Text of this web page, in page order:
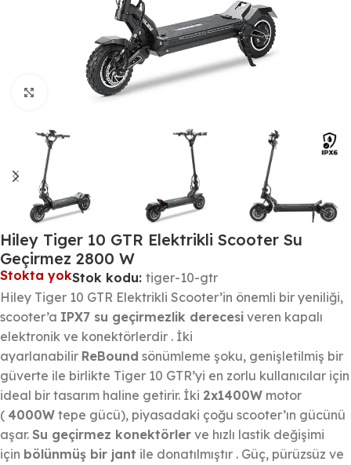
Büyütmek için tıklayın
Hiley Tiger 10 GTR Elektrikli Scooter Su
Geçirmez 2800 W
Stokta yokStok kodu: tiger-10-gtr
Hiley Tiger 10 GTR Elektrikli Scooter’in önemli bir yeniliği,
scooter’a IPX7 su geçirmezlik derecesi veren kapalı
elektronik ve konektörlerdir . İki
ayarlanabilir ReBound sönümleme şoku, genişletilmiş bir
güverte ile birlikte Tiger 10 GTR’yi en zorlu kullanıcılar için
ideal bir tasarım haline getirir. İki 2x1400W motor
( 4000W tepe gücü), piyasadaki çoğu scooter’ın gücünü
aşar. Su geçirmez konektörler ve hızlı lastik değişimi
için bölünmüş bir jant ile donatılmıştır . Güç, pürüzsüz ve